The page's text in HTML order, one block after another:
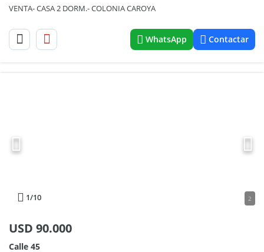
VENTA- CASA 2 DORM.- COLONIA CAROYA
WhatsApp Contactar
1/10 2
USD 90.000
Calle 45